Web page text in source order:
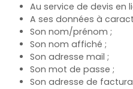
Au service de devis en
A ses données à
Son nom/prénom ;
Son nom affiché ;
Son adresse mail ;
Son mot de passe ;
Son adresse de